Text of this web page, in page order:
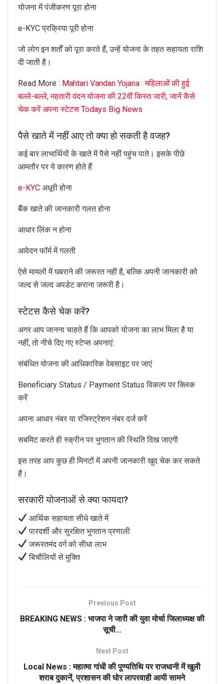
योजना में पंजीकरण पूरा होना
e-KYC प्रक्रिया पूरी होना
जो लोग इन शर्तों को पूरा करते हैं, उन्हें योजना के तहत सहायता राशि
दी जाती है।
Read More : Mahtari Vandan Yojana : महिलाओं की हुई
बल्ले-बल्ले, महतारी वंदन योजना की 22वीं किस्त जारी, जानें कैसे
चेक करें अपना स्टेटस Todays Big News
पैसे खाते में नहीं आए तो क्या हो सकती है वजह?
कई बार लाभार्थियों के खाते में पैसे नहीं पहुंच पाते। इसके पीछे
आमतौर पर ये कारण होते हैं:
e-KYC अधूरी होना
बैंक खाते की जानकारी गलत होना
आधार लिंक न होना
आवेदन फॉर्म में गलती
ऐसे मामलों में घबराने की जरूरत नहीं है, बल्कि अपनी जानकारी को
जल्द से जल्द अपडेट कराना जरूरी है।
स्टेटस कैसे चेक करें?
अगर आप जानना चाहते हैं कि आपको योजना का लाभ मिला है या
नहीं, तो नीचे दिए गए स्टेप्स अपनाएं:
संबंधित योजना की आधिकारिक वेबसाइट पर जाएं
Beneficiary Status / Payment Status विकल्प पर क्लिक
करें
अपना आधार नंबर या रजिस्ट्रेशन नंबर दर्ज करें
सबमिट करते ही स्क्रीन पर भुगतान की स्थिति दिख जाएगी
इस तरह आप कुछ ही मिनटों में अपनी जानकारी खुद चेक कर सकते
हैं।
सरकारी योजनाओं से क्या फायदा?
आर्थिक सहायता सीधे खाते में
पारदर्शी और सुरक्षित भुगतान प्रणाली
जरूरतमंद वर्ग को सीधा लाभ
बिचौलियों से मुक्ति
Previous Post
BREAKING NEWS : भाजपा ने जारी की युवा मोर्चा जिलाध्यक्ष की
सूची…
Next Post
Local News : महात्मा गांधी की पुण्यतिथि पर राजधानी में खुली
शराब दुकानें, प्रशासन की घोर लापरवाही आयी सामने